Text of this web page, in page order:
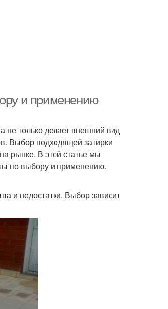
и применению
не только делает внешний вид
Выбор подходящей затирки
рынке. В этой статье мы
по выбору и применению.
и недостатки. Выбор зависит